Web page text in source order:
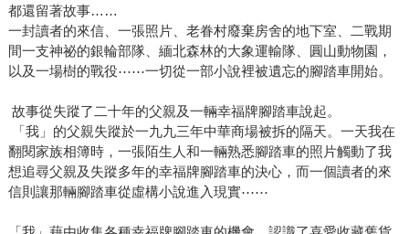
義。
都還留著故事……
一封讀者的來信、一張照片、老眷村廢棄房舍的地下室、二戰期
間一支神祕的銀輪部隊、緬北森林的大象運輸隊、圓山動物園，
以及一場樹的戰役⋯⋯一切從一部小說裡被遺忘的腳踏車開始。
故事從失蹤了二十年的父親及一輛幸福牌腳踏車說起。
「我」的父親失蹤於一九九三年中華商場被拆的隔天。一天我在
翻閱家族相簿時，一張陌生人和一輛熟悉腳踏車的照片觸動了我
想追尋父親及失蹤多年的幸福牌腳踏車的決心，而一個讀者的來
信則讓那輛腳踏車從虛構小說進入現實⋯⋯